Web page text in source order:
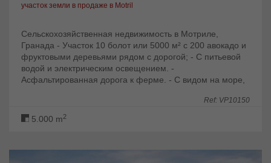
участок земли в продаже в Motril
Сельскохозяйственная недвижимость в Мотриле,
Гранада - Участок 10 болот или 5000 м² с 200 авокадо и
фруктовыми деревьями рядом с дорогой; - С питьевой
водой и электрическим освещением. -
Асфальтированная дорога к ферме. - С видом на море,
Ref: VP10150
5.000 m2